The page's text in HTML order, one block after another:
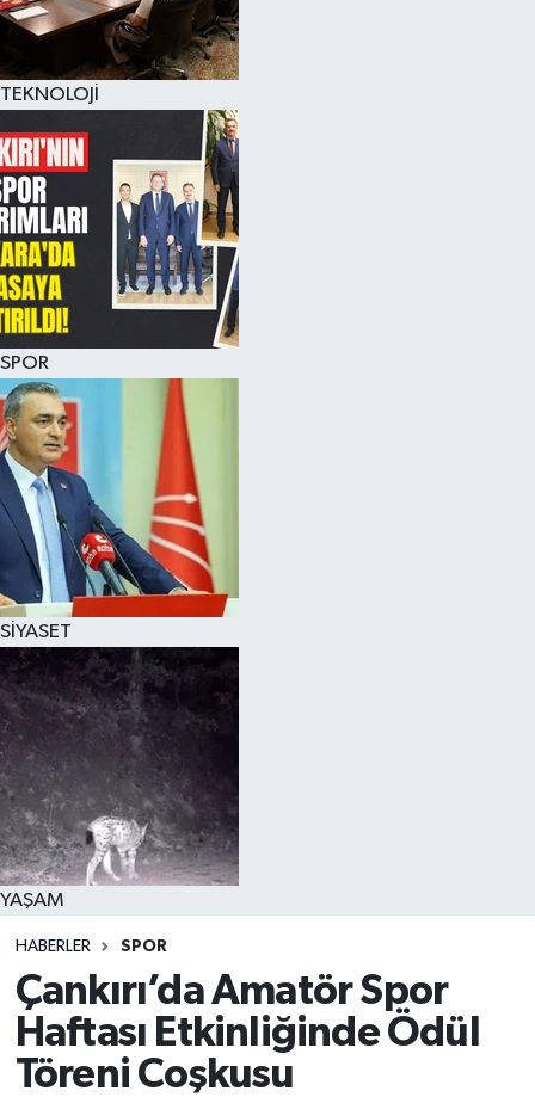
TEKNOLOJİ
SPOR
SİYASET
YAŞAM
HABERLER SPOR
Çankırı’da Amatör Spor
Haftası Etkinliğinde Ödül
Töreni Coşkusu